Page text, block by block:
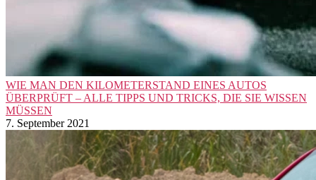
WIE MAN DEN KILOMETERSTAND EINES AUTOS
ÜBERPRÜFT – ALLE TIPPS UND TRICKS, DIE SIE WISSEN
MÜSSEN
7. September 2021